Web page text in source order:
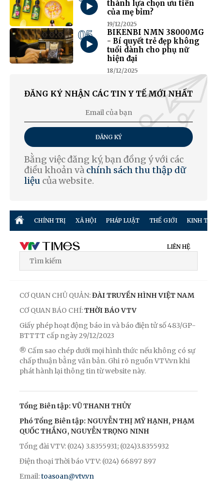
thành lựa chọn ưu tiên
của mẹ bỉm?
19/12/2025
05
BIKENBI NMN 38000MG
- Bí quyết trẻ đẹp không
tuổi dành cho phụ nữ
hiện đại
18/12/2025
ĐĂNG KÝ NHẬN CÁC TIN Y TẾ MỚI NHẤT
ĐĂNG KÝ
Bằng việc đăng ký, bạn đồng ý với các
điều khoản và chính sách thu thập dữ
liệu của website.
CHÍNH TRỊ XÃ HỘI PHÁP LUẬT THẾ GIỚI KINH TẾ
LIÊN HỆ
CƠ QUAN CHỦ QUẢN:ĐÀI TRUYỀN HÌNH VIỆT NAM
CƠ QUAN BÁO CHÍ:THỜI BÁO VTV
Giấy phép hoạt động báo in và báo điện tử số 483/GP-
BTTTT cấp ngày 29/12/2023
® Cấm sao chép dưới mọi hình thức nếu không có sự
chấp thuận bằng văn bản. Ghi rõ nguồn VTV.vn khi
phát hành lại thông tin từ website này.
Tổng Biên tập: VŨ THANH THỦY
Phó Tổng Biên tập: NGUYỄN THỊ MỸ HẠNH, PHẠM
QUỐC THẮNG, NGUYỄN TRỌNG NINH
Tổng đài VTV: (024) 3.8355931; (024)3.8355932
Điện thoại Thời báo VTV: (024) 66897 897
Email:toasoan@vtv.vn